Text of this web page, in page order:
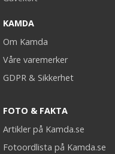
KAMDA
Om Kamda
Våre varemerker
GDPR & Sikkerhet
FOTO & FAKTA
Artikler på Kamda.se
Fotoordlista på Kamda.se